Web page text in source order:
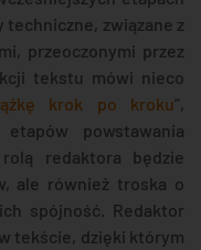
techniczne, związane z
przeoczonymi przez
tekstu mówi nieco
krok po kroku”,
powstawania
redaktora będzie
ale również troska o
spójność. Redaktor
tekście, dzięki którym